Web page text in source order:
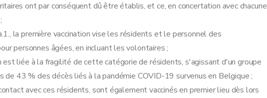
ont par conséquent dû être établis, et ce, en concertation avec chacune
la première vaccination vise les résidents et le personnel des
personnes âgées, en incluant les volontaires ;
liée à la fragilité de cette catégorie de résidents, s'agissant d'un groupe
43 % des décès liés à la pandémie COVID-19 survenus en Belgique ;
avec ces résidents, sont également vaccinés en premier lieu dès lors